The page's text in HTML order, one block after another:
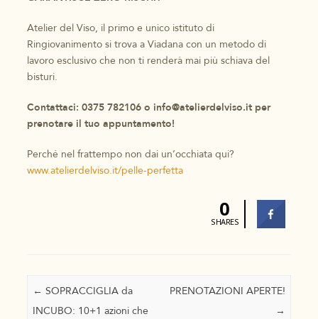
Atelier del Viso, il primo e unico istituto di
Ringiovanimento si trova a Viadana con un metodo di
lavoro esclusivo che non ti renderà mai più schiava del
bisturi.
Contattaci: 0375 782106 o info@atelierdelviso.it per
prenotare il tuo appuntamento!
Perché nel frattempo non dai un’occhiata qui?
www.atelierdelviso.it/pelle-perfetta
0
SHARES
Navigazione articolo
← SOPRACCIGLIA da
INCUBO: 10+1 azioni che
PRENOTAZIONI APERTE!
→